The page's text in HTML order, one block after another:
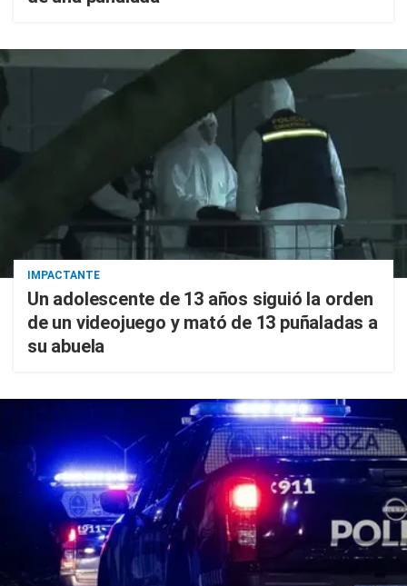
IMPACTANTE
Un adolescente de 13 años siguió la orden
de un videojuego y mató de 13 puñaladas a
su abuela